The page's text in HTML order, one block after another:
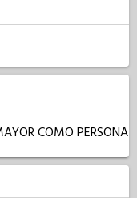
COMO PERSONA